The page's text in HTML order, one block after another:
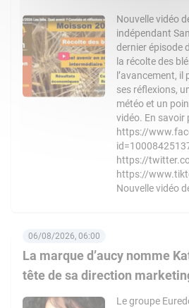
Nouvelle vidéo
indépendant
dernier épisode
la récolte des
l’avancement,
ses réflexions,
météo et un
vidéo. En savoir
https://
https://
https://
Nouvelle vidéo
La marque d’aucy nomme
tête de sa direction
06/08/2026, 06:00
Le groupe